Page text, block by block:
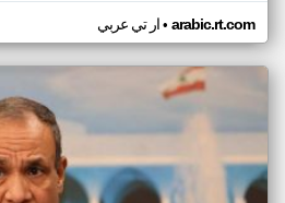
ار تي عربي• arabic.rt.com